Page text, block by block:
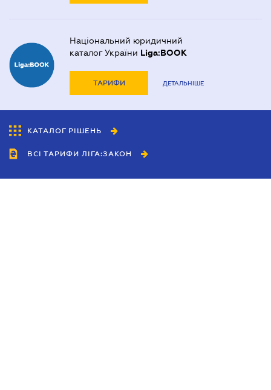
Національний юридичний
каталог України Liga:BOOK
ТАРИФИ ДЕТАЛЬНІШЕ
КАТАЛОГ РІШЕНЬ
ВСІ ТАРИФИ ЛІГА:ЗАКОН